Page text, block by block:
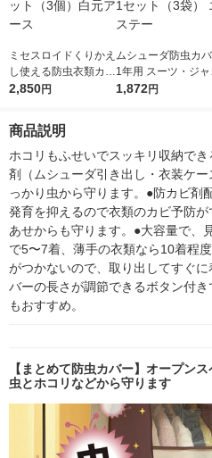
ミセスロイドくりかえ
し使える防虫衣類カバ
ー 1セット（3個）白
2,850円
ムシューダ防虫カ
1年用 スーツ・ジャ
ット4枚 1セット（3
1,872円
商品説明
ホコリもふせいでスッキリ収納で
剤（ムシューダ引き出し・衣装ケ
っかり虫から守ります。●防カビ剤
発育を抑えるので衣類のカビ予防
あせからも守ります。●大容量で、
で5〜7着、薄手の衣類なら10着程
がつかないので、取り出してすぐ
バーの長さが調節できるボタン付
もおすすめ。
【まとめて防虫カバー】オープン
虫とホコリなどから守ります